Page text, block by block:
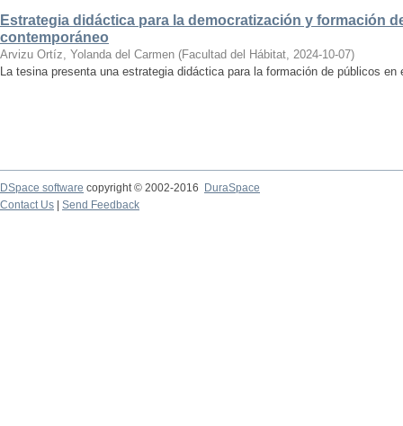
Estrategia didáctica para la democratización y formación
contemporáneo
Arvizu Ortíz, Yolanda del Carmen (Facultad del Hábitat, 2024-10-07)
La tesina presenta una estrategia didáctica para la formación de públicos en
DSpace software copyright © 2002-2016
DuraSpace
Contact Us
Send Feedback